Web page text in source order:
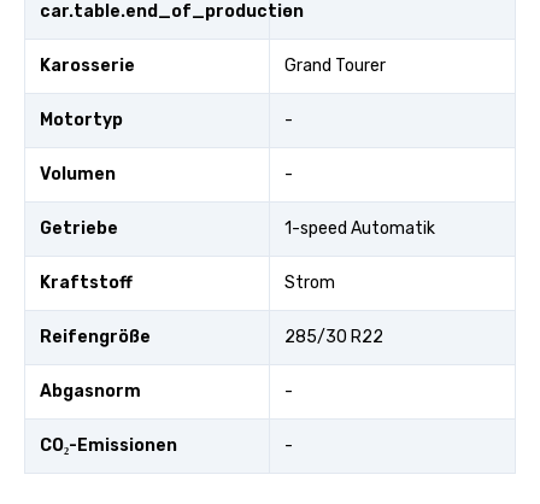
car.table.end_of_production
-
Karosserie Grand Tourer
Motortyp -
Volumen -
Getriebe 1-speed Automatik
Kraftstoff Strom
Reifengröße 285/30 R22
Abgasnorm -
CO₂-Emissionen -